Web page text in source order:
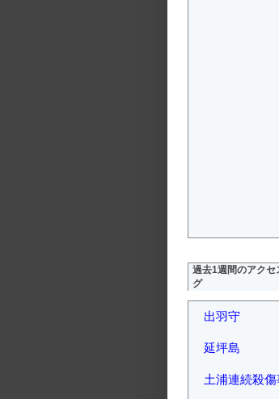
過去1週間のアクセ
グ
出羽守
延坪島
土浦連続殺